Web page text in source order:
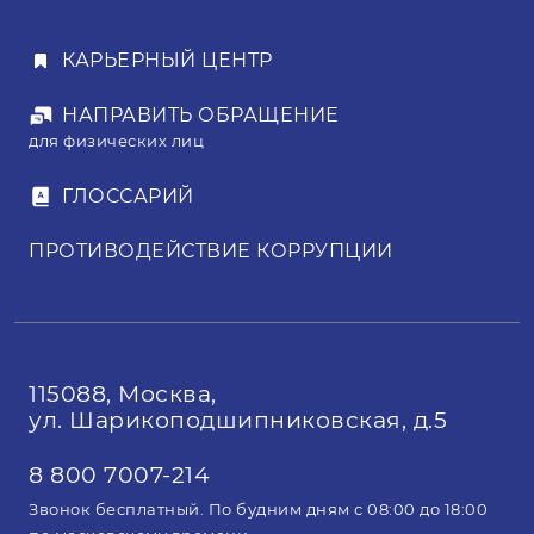
выигравший.
КАРЬЕРНЫЙ ЦЕНТР
НАПРАВИТЬ ОБРАЩЕНИЕ
для физических лиц
ГЛОССАРИЙ
ПРОТИВОДЕЙСТВИЕ КОРРУПЦИИ
115088, Москва,
ул. Шарикоподшипниковская, д.5
8 800 7007-214
Звонок бесплатный. По будним дням с 08:00 до 18:00